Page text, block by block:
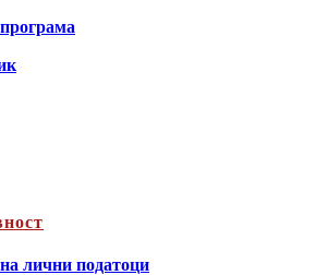
лични податоци